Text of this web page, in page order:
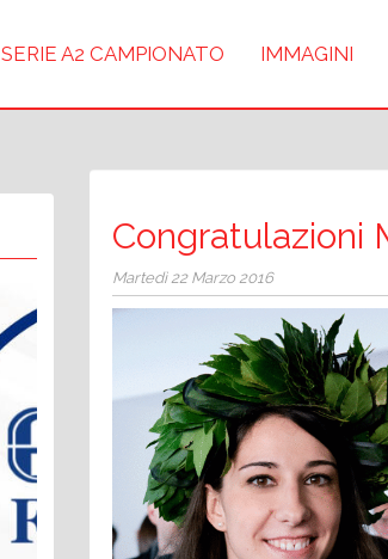
SERIE A2 CAMPIONATO IMMAGINI
Congratulazioni
Martedì 22 Marzo 2016